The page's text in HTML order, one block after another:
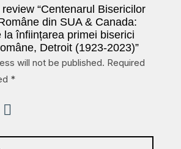
“Centenarul Bisericilor
din SUA & Canada:
la înființarea primei biserici
Detroit (1923-2023)”
will not be published. Required
*